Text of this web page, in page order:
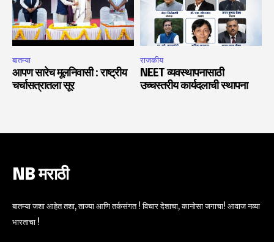
बातम्या
आपण सारेच मूलनिवासी : राष्ट्रीय
चर्चासत्रातला सूर
राजकीय
NEET व्यवस्थापनासाठी
उच्चस्तरीय कार्यदलाची स्थापना
NB मराठी
बातम्या जशा आहेत तशा, ताज्या आणि तर्कसंगत ! विचार देशाचा, कानोसा जगाचा! आवाज नव्या
भारताचा !